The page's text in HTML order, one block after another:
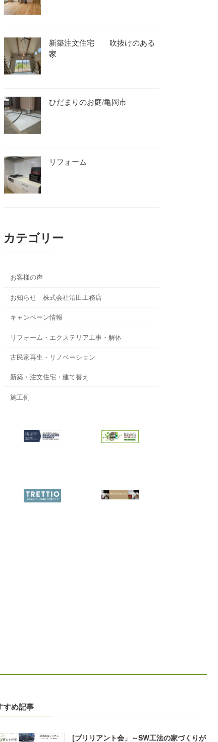
新築注文住宅 吹抜けのある
家
ひだまりのお庭/亀岡市
リフォーム
カテゴリー
お客様の声
お知らせ 株式会社沼田工務店
キャンペーン情報
リフォーム・エクステリア工事・解体
古民家再生・リノベーション
新築・注文住宅・建て替え
施工例
すめ記事
[ブリリアント会」～SW工法の家づくりが